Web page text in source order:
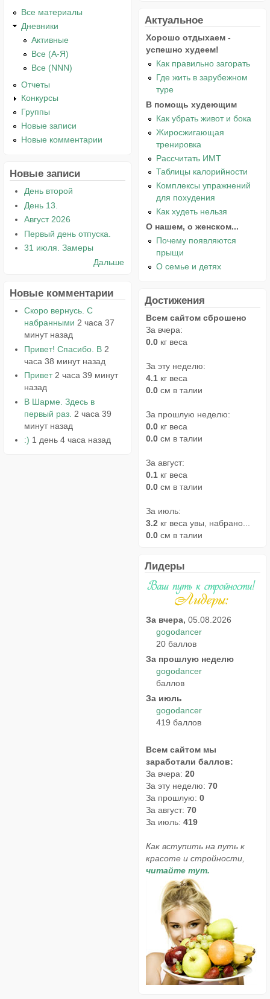
Все материалы
Дневники
Активные
Все (А-Я)
Все (NNN)
Отчеты
Конкурсы
Группы
Новые записи
Новые комментарии
Новые записи
День второй
День 13.
Август 2026
Первый день отпуска.
31 июля. Замеры
Дальше
Новые комментарии
Скоро вернусь. С
набранными 2 часа 37
минут назад
Привет! Спасибо. В 2
часа 38 минут назад
Привет 2 часа 39 минут
назад
В Шарме. Здесь в
первый раз. 2 часа 39
минут назад
:) 1 день 4 часа назад
Актуальное
Хорошо отдыхаем -
успешно худеем!
Как правильно загорать
Где жить в зарубежном
туре
В помощь худеющим
Как убрать живот и бока
Жиросжигающая
тренировка
Рассчитать ИМТ
Таблицы калорийности
Комплексы упражнений
для похудения
Как худеть нельзя
О нашем, о женском...
Почему появляются
прыщи
О семье и детях
Достижения
Всем сайтом сброшено
За вчера:
0.0 кг веса
За эту неделю:
4.1 кг веса
0.0 см в талии
За прошлую неделю:
0.0 кг веса
0.0 см в талии
За август:
0.1 кг веса
0.0 см в талии
За июль:
3.2 кг веса увы, набрано...
0.0 см в талии
Лидеры
За вчера, 05.08.2026
gogodancer
20 баллов
За прошлую неделю
gogodancer
баллов
За июль
gogodancer
419 баллов
Всем сайтом мы
заработали баллов:
За вчера: 20
За эту неделю: 70
За прошлую: 0
За август: 70
За июль: 419
Как вступить на путь к
красоте и стройности,
читайте тут.